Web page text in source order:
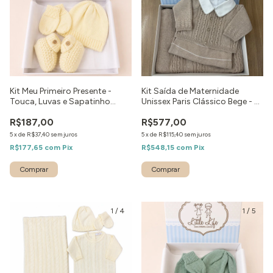
Kit Meu Primeiro Presente -
Touca, Luvas e Sapatinho
R$187,00
5xde R$37,40 sem juros
R$177,65 com Pix
Comprar
Kit Saída de Maternidade
Unissex Paris Clássico Bege - 4
R$577,00
5xde R$115,40 sem juros
R$548,15 com Pix
Comprar
1 / 4 1 / 5